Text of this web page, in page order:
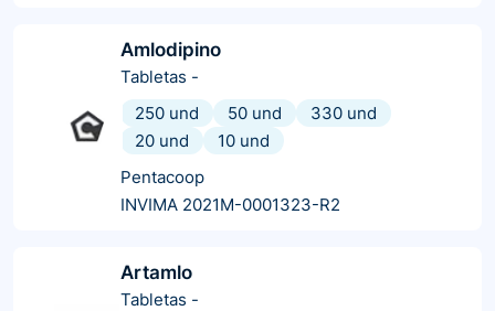
Amlodipino
Tabletas -
250 und
50 und
330 und
20 und
10 und
Pentacoop
INVIMA 2021M-0001323-R2
Artamlo
Tabletas -